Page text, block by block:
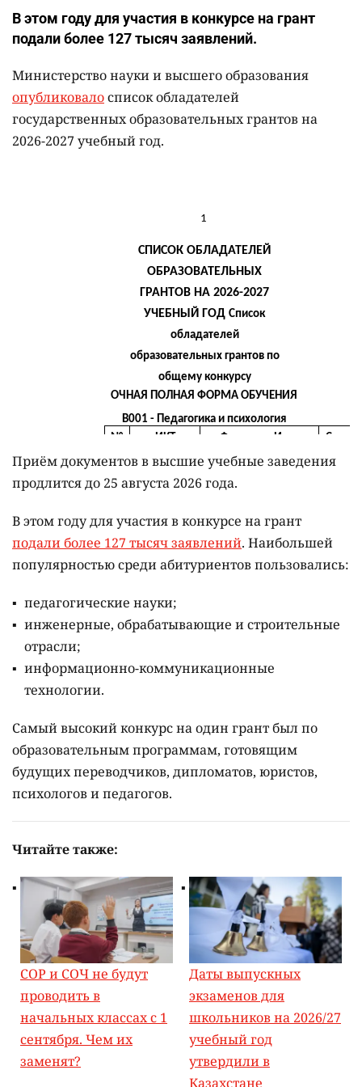
В этом году для участия в конкурсе на грант
подали более 127 тысяч заявлений.
Министерство науки и высшего образования
опубликовалосписок обладателей
государственных образовательных грантов на
2026-2027 учебный год.
Приём документов в высшие учебные заведения
продлится до 25 августа 2026 года.
В этом году для участия в конкурсе на грант
подали более 127 тысяч заявлений. Наибольшей
популярностью среди абитуриентов пользовались:
педагогические науки;
инженерные, обрабатывающие и строительные
отрасли;
информационно-коммуникационные
технологии.
Самый высокий конкурс на один грант был по
образовательным программам, готовящим
будущих переводчиков, дипломатов, юристов,
психологов и педагогов.
Читайте также:
СОР и СОЧ не будут
проводить в
начальных классах с 1
сентября. Чем их
заменят?
Даты выпускных
экзаменов для
школьников на 2026/27
учебный год
утвердили в
Казахстане